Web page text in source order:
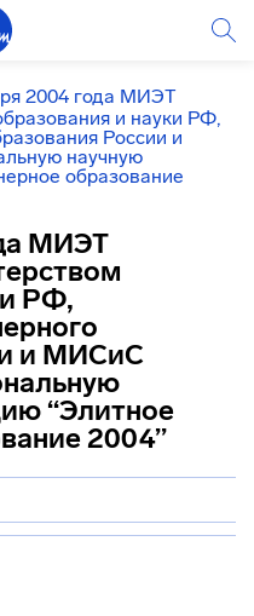
2004 года МИЭТ
и науки РФ,
России и
научную
образование
МИЭТ
РФ,
и МИСиС
“Элитное
2004”